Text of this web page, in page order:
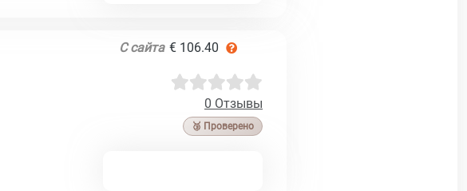
С сайта € 106.40
0 Отзывы
🥉 Проверено